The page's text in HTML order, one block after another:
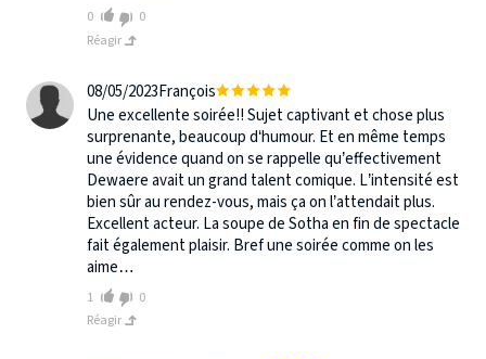
0
0
Réagir
08/05/2023François
Une excellente soirée!! Sujet captivant et chose plus
surprenante, beaucoup d‘humour. Et en même temps
une évidence quand on se rappelle qu’effectivement
Dewaere avait un grand talent comique. L’intensité est
bien sûr au rendez-vous, mais ça on l’attendait plus.
Excellent acteur. La soupe de Sotha en fin de spectacle
fait également plaisir. Bref une soirée comme on les
aime…
1
0
Réagir